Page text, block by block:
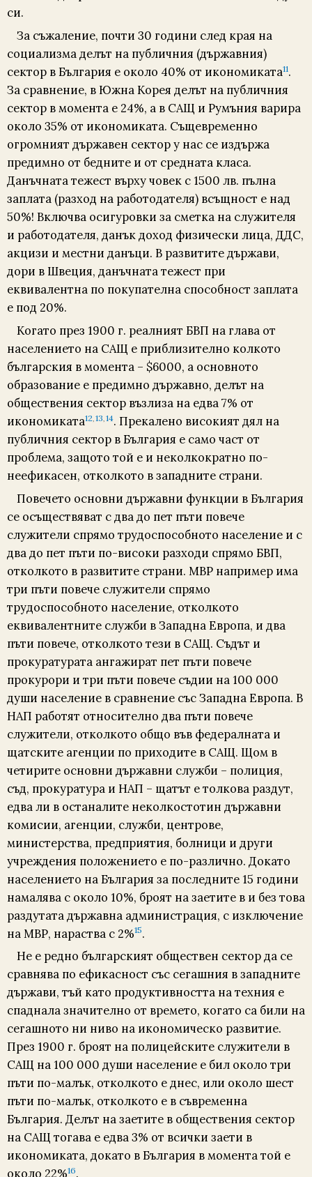
си.
За съжаление, почти 30 години след края на
социализма делът на публичния (държавния)
сектор в България е около 40% от икономиката11.
За сравнение, в Южна Корея делът на публичния
сектор в момента е 24%, а в САЩ и Румъния варира
около 35% от икономиката. Същевременно
огромният държавен сектор у нас се издържа
предимно от бедните и от средната класа.
Данъчната тежест върху човек с 1500 лв. пълна
заплата (разход на работодателя) всъщност е над
50%! Включва осигуровки за сметка на служителя
и работодателя, данък доход физически лица, ДДС,
акцизи и местни данъци. В развитите държави,
дори в Швеция, данъчната тежест при
еквивалентна по покупателна способност заплата
е под 20%.
Когато през 1900 г. реалният БВП на глава от
населението на САЩ е приблизително колкото
българския в момента – $6000, а основното
образование е предимно държавно, делът на
обществения сектор възлиза на едва 7% от
икономиката12 13 14. Прекалено високият дял на
публичния сектор в България е само част от
проблема, защото той е и неколкократно по-
неефикасен, отколкото в западните страни.
Повечето основни държавни функции в България
се осъществяват с два до пет пъти повече
служители спрямо трудоспособното население и с
два до пет пъти по-високи разходи спрямо БВП,
отколкото в развитите страни. МВР например има
три пъти повече служители спрямо
трудоспособното население, отколкото
еквивалентните служби в Западна Европа, и два
пъти повече, отколкото тези в САЩ. Съдът и
прокуратурата ангажират пет пъти повече
прокурори и три пъти повече съдии на 100 000
души население в сравнение със Западна Европа. В
НАП работят относително два пъти повече
служители, отколкото общо във федералната и
щатските агенции по приходите в САЩ. Щом в
четирите основни държавни служби – полиция,
съд, прокуратура и НАП – щатът е толкова раздут,
едва ли в останалите неколкостотин държавни
комисии, агенции, служби, центрове,
министерства, предприятия, болници и други
учреждения положението е по-различно. Докато
населението на България за последните 15 години
намалява с около 10%, броят на заетите в и без това
раздутата държавна администрация, с изключение
на МВР, нараства с 2%15.
Не е редно българският обществен сектор да се
сравнява по ефикасност със сегашния в западните
държави, тъй като продуктивността на техния е
спаднала значително от времето, когато са били на
сегашното ни ниво на икономическо развитие.
През 1900 г. броят на полицейските служители в
САЩ на 100 000 души население е бил около три
пъти по-малък, отколкото е днес, или около шест
пъти по-малък, отколкото е в съвременна
България. Делът на заетите в обществения сектор
на САЩ тогава е едва 3% от всички заети в
икономиката, докато в България в момента той е
около 22%16.